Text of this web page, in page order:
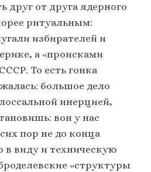
друг от друга ядерного
ритуальным:
избирателей и
а «происками
То есть гонка
большое дело
инерцией,
вон у нас
пор не до конца
в виду и техническую
«структуры